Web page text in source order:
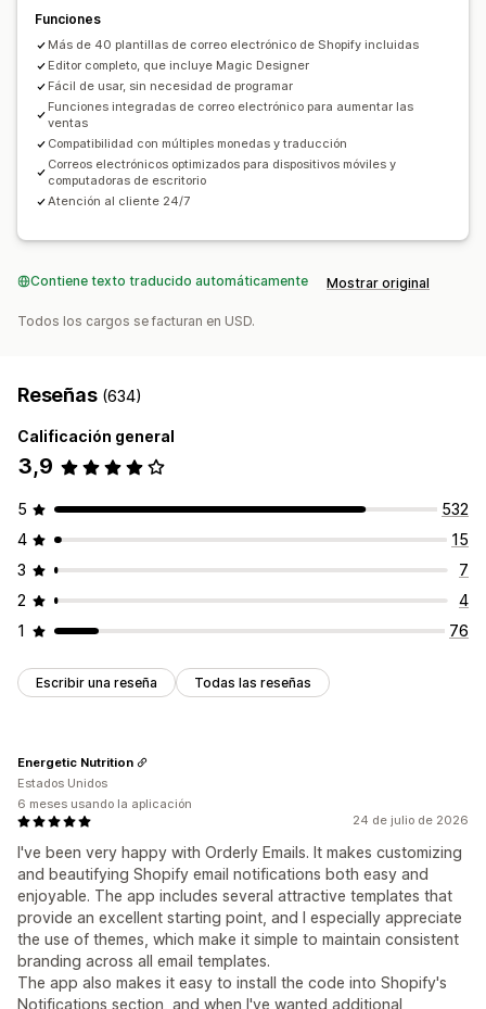
Campañas de gestión
Herramienta de edición Plantillas
Traducción
Localización Código personalizado
Fuentes personalizadas
Edición masiva
Automatizaciones
Informes y estadísticas
Seguimiento del comportamiento
Funciones
Más de 40 plantillas de correo electrónico de Shopify incluidas
Editor completo, que incluye Magic Designer
Fácil de usar, sin necesidad de programar
Funciones integradas de correo electrónico para aumentar las
ventas
Compatibilidad con múltiples monedas y traducción
Correos electrónicos optimizados para dispositivos móviles y
computadoras de escritorio
Atención al cliente 24/7
Contiene texto traducido automáticamente Mostrar original
Todos los cargos se facturan en USD.
Reseñas (634)
Calificación general
3,9
5
532
4
15
3
7
2
4
1
76
Escribir una reseña Todas las reseñas
24 de julio de 2026
I've been very happy with Orderly Emails. It makes customizing
and beautifying Shopify email notifications both easy and
enjoyable. The app includes several attractive templates that
provide an excellent starting point, and I especially appreciate
the use of themes, which make it simple to maintain consistent
branding across all email templates.
The app also makes it easy to install the code into Shopify's
Notifications section, and when I've wanted additional
Energetic Nutrition
Estados Unidos
6 meses usando la aplicación